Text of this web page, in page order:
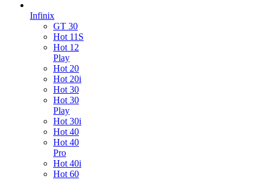
Infinix
GT 30
Hot 11S
Hot 12
Play
Hot 20
Hot 20i
Hot 30
Hot 30
Play
Hot 30i
Hot 40
Hot 40
Pro
Hot 40i
Hot 60